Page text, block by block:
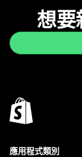
想要
應用程式類別